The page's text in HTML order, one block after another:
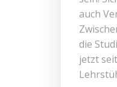
auch
die
jetzt